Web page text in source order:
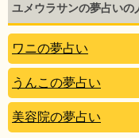
ユメウラサンの夢占いの
ワニの夢占い
うんこの夢占い
美容院の夢占い